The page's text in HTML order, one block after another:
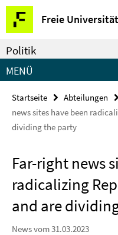
Springe
direkt
zu
Inhalt
Freie
Service-
Navigation
Politik
MENÜ
Startseite Abteilungen
news sites have been
dividing the party
Far-right news
radicalizing
and are
News vom 31.03.2023